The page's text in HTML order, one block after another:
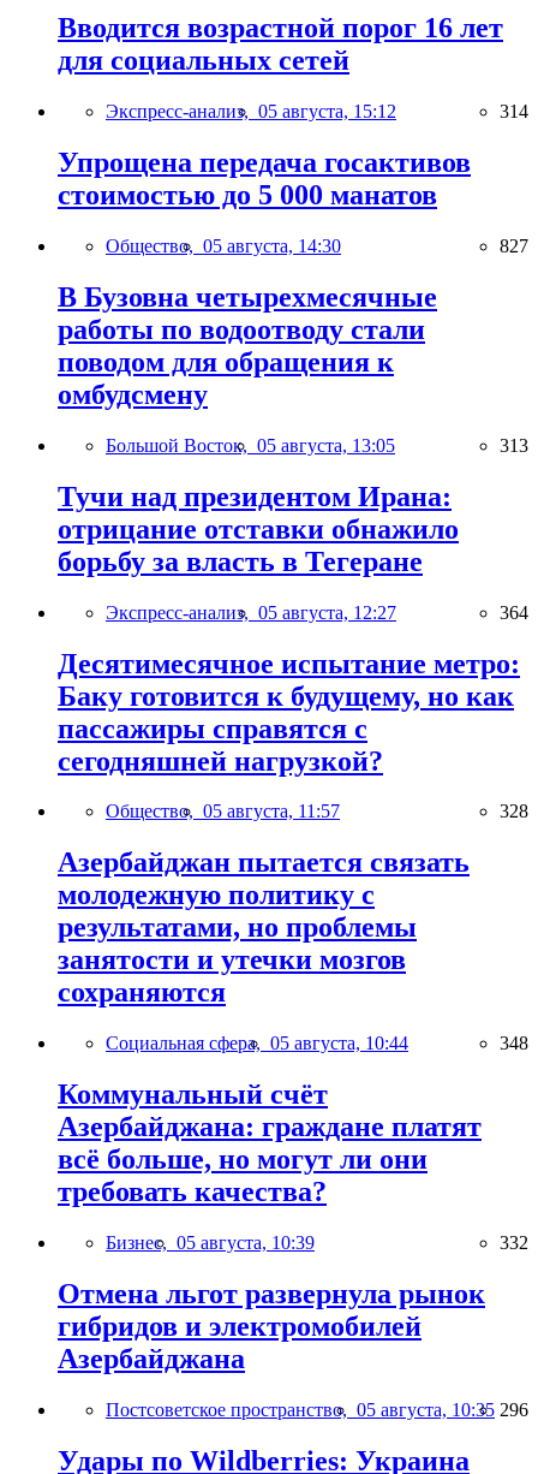
Вводится возрастной порог 16 лет
для социальных сетей
Экспресс-анализ, 05 августа, 15:12 314
Упрощена передача госактивов
стоимостью до 5 000 манатов
Общество, 05 августа, 14:30 827
В Бузовна четырехмесячные
работы по водоотводу стали
поводом для обращения к
омбудсмену
Большой Восток, 05 августа, 13:05 313
Тучи над президентом Ирана:
отрицание отставки обнажило
борьбу за власть в Тегеране
Экспресс-анализ, 05 августа, 12:27 364
Десятимесячное испытание метро:
Баку готовится к будущему, но как
пассажиры справятся с
сегодняшней нагрузкой?
Общество, 05 августа, 11:57 328
Азербайджан пытается связать
молодежную политику с
результатами, но проблемы
занятости и утечки мозгов
сохраняются
Социальная сфера, 05 августа, 10:44 348
Коммунальный счёт
Азербайджана: граждане платят
всё больше, но могут ли они
требовать качества?
Бизнес, 05 августа, 10:39 332
Отмена льгот развернула рынок
гибридов и электромобилей
Азербайджана
Постсоветское пространство, 05 августа, 10:35 296
Удары по Wildberries: Украина